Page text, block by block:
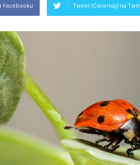
Facebooku Tweet (Ćwierkaj) na